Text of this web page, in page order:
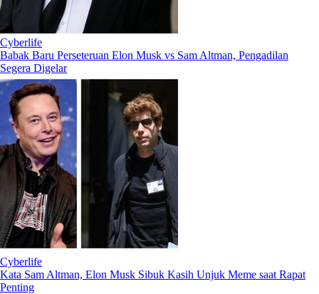
Cyberlife
Babak Baru Perseteruan Elon Musk vs Sam Altman, Pengadilan
Segera Digelar
Cyberlife
Kata Sam Altman, Elon Musk Sibuk Kasih Unjuk Meme saat Rapat
Penting